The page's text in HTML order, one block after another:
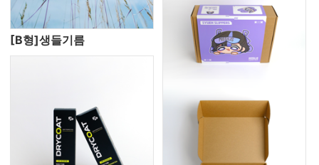
[B형]생들기름